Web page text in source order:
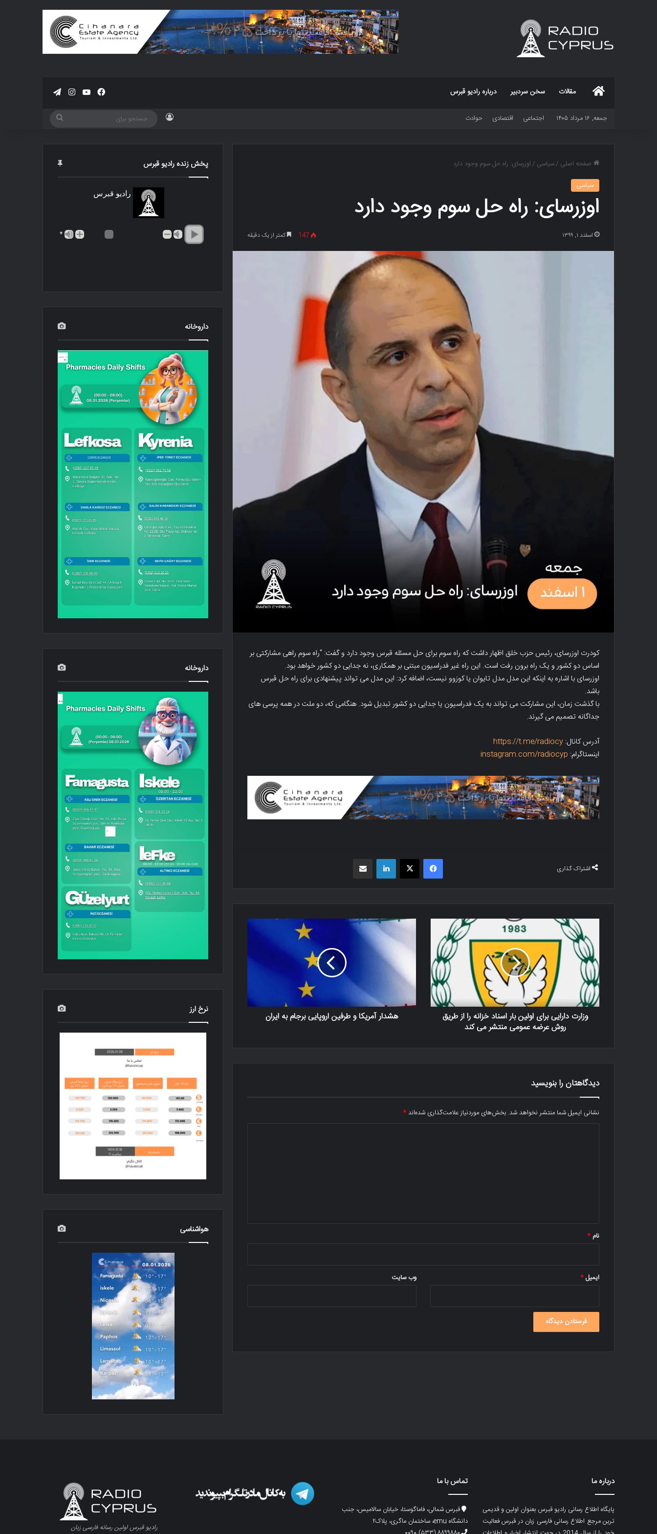
خانه مقالات سخن سردبیر درباره رادیو قبرس فیسبوکیوتیوباینستاگرام
تلگرام
جمعه, ۱۶ مرداد ۱۴۰۵ اجتماعی اقتصادی حوادث ورود
جستجو
صفحه اصلی /سیاسی /اوزرسای: راه حل سوم وجود دارد
سیاسی
اوزرسای: راه حل سوم وجود دارد
اسفند ۱, ۱۳۹۹ 147 کمتر از یک دقیقه
کودرت اوزرسای، رئیس حزب خلق اظهار داشت که راه سوم برای حل مسئله قبرس وجود دارد و گفت: “راه سوم راهی مشارکتی بر
اساس دو کشور و یک راه برون رفت است. این راه غیر فدراسیون مبتنی بر همکاری، نه جدایی دو کشور خواهد بود.
اوزرسای با اشاره به اینکه این مدل مدل تایوان یا کوزوو نیست، اضافه کرد: این مدل می تواند پیشنهادی برای راه حل قبرس
باشد.
با گذشت زمان، این مشارکت می تواند به یک فدراسیون یا جدایی دو کشور تبدیل شود. هنگامی که، دو ملت در همه پرسی های
جداگانه تصمیم می گیرند.
آدرس کانال: https://t.me/radiocy
اینستاگرام: instagram.com/radiocyp
اشتراک گذاری
فیسبوک X لینکدین
وزارت دارایی برای اولین بار اسناد خزانه را از طریق
روش عرضه عمومی منتشر می کند
هشدار آمریکا و طرفین اروپایی برجام به ایران
دیدگاهتان را بنویسید
نشانی ایمیل شما منتشر نخواهد شد. بخش‌های موردنیاز علامت‌گذاری شده‌اند*
نام *
ایمیل* وب‌ سایت
پخش زنده رادیو قبرس
رادیو قبرس
*
داروخانه
داروخانه
نرخ ارز
هواشناسی
درباره ما
پایگاه اطلاع رسانی رادیو قبرس بعنوان اولین و قدیمی
ترین مرجع اطلاع رسانی فارسی زبان در قبرس فعالیت
تماس با ما
قبرس شمالی، فاماگوستا، خیابان سالامیس، جنب
دانشگاه emu، ساختمان ماگری، پلاک۲
رادیو قبرس اولین رسانه فارسی زبان